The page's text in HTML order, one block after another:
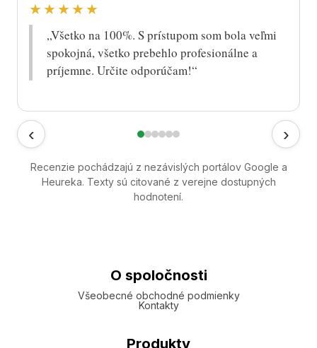
‹
★★★★★
„Všetko na 100%. S prístupom som bola veľmi
spokojná, všetko prebehlo profesionálne a
príjemne. Určite odporúčam!“
›
Recenzie pochádzajú z nezávislých portálov Google a
Heureka. Texty sú citované z verejne dostupných
hodnotení.
O spoločnosti
Všeobecné obchodné podmienky
Kontakty
Produkty